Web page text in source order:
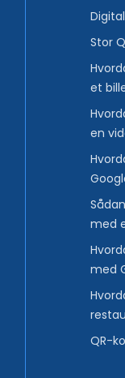
Stor
et
en
med
med
QR-